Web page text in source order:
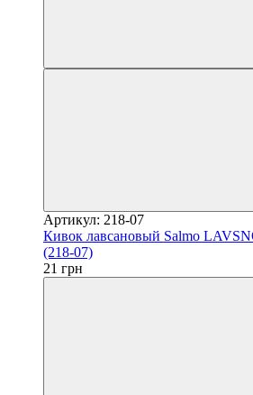
Артикул: 218-07
Кивок лавсановый Salmo
(218-07)
21 грн